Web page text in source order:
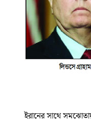
ইরানের সাথে